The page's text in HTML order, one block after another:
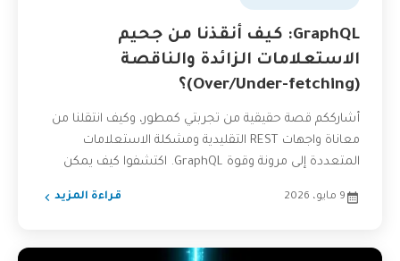
GraphQL: كيف أنقذنا من جحيم
الاستعلامات الزائدة والناقصة
(Over/Under-fetching)؟
أشارككم قصة حقيقية من تجربتي كمطور، وكيف انتقلنا من
معاناة واجهات REST التقليدية ومشكلة الاستعلامات
المتعددة إلى مرونة وقوة GraphQL. اكتشفوا كيف يمكن
9 مايو، 2026 قراءة المزيد